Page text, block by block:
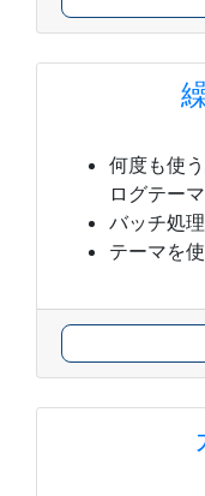
何度も使
ログテーマ
バッチ処
テーマを